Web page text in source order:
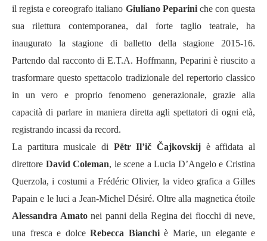
il regista e coreografo italiano Giuliano Pepariniche con questa
sua rilettura contemporanea, dal forte taglio teatrale, ha
inaugurato la stagione di balletto della stagione 2015-16.
Partendo dal racconto di E.T.A. Hoffmann, Peparini è riuscito a
trasformare questo spettacolo tradizionale del repertorio classico
in un vero e proprio fenomeno generazionale, grazie alla
capacità di parlare in maniera diretta agli spettatori di ogni età,
registrando incassi da record.
La partitura musicale di Pëtr Il’ič Čajkovskij è affidata al
direttore David Coleman, le scene a Lucia D’Angelo e Cristina
Querzola, i costumi a Frédéric Olivier, la video grafica a Gilles
Papain e le luci a Jean-Michel Désiré. Oltre alla magnetica étoile
Alessandra Amatonei panni della Regina dei fiocchi di neve,
una fresca e dolce Rebecca Bianchiè Marie, un elegante e